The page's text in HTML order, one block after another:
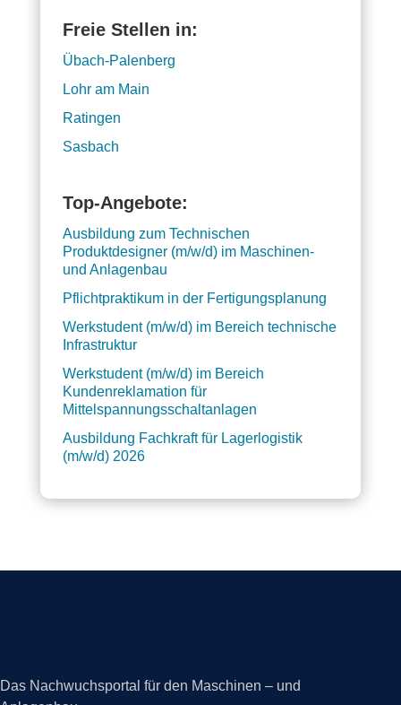
Freie Stellen in:
Übach-Palenberg
Lohr am Main
Ratingen
Sasbach
Top-Angebote:
Ausbildung zum Technischen
Produktdesigner (m/w/d) im Maschinen-
und Anlagenbau
Pflichtpraktikum in der Fertigungsplanung
Werkstudent (m/w/d) im Bereich technische
Infrastruktur
Werkstudent (m/w/d) im Bereich
Kundenreklamation für
Mittelspannungsschaltanlagen
Ausbildung Fachkraft für Lagerlogistik
(m/w/d) 2026
Das Nachwuchsportal für den Maschinen – und